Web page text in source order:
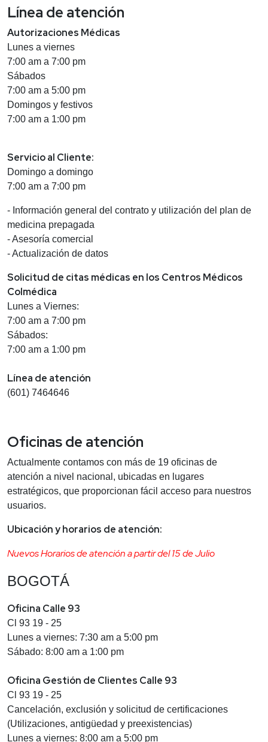
Línea de atención
Autorizaciones Médicas
Lunes a viernes
7:00 am a 7:00 pm
Sábados
7:00 am a 5:00 pm
Domingos y festivos
7:00 am a 1:00 pm
Servicio al Cliente:
Domingo a domingo
7:00 am a 7:00 pm
- Información general del contrato y utilización del plan de
medicina prepagada
- Asesoría comercial
- Actualización de datos
Solicitud de citas médicas en los Centros Médicos
Colmédica
Lunes a Viernes:
7:00 am a 7:00 pm
Sábados:
7:00 am a 1:00 pm
Línea de atención
(601) 7464646
Oficinas de atención
Actualmente contamos con más de 19 oficinas de
atención a nivel nacional, ubicadas en lugares
estratégicos, que proporcionan fácil acceso para nuestros
usuarios.
Ubicación y horarios de atención:
Nuevos Horarios de atención a partir del 15 de Julio
BOGOTÁ
Oficina Calle 93
Cl 93 19 - 25
Lunes a viernes: 7:30 am a 5:00 pm
Sábado: 8:00 am a 1:00 pm
Oficina Gestión de Clientes Calle 93
Cl 93 19 - 25
Cancelación, exclusión y solicitud de certificaciones
(Utilizaciones, antigüedad y preexistencias)
Lunes a viernes: 8:00 am a 5:00 pm